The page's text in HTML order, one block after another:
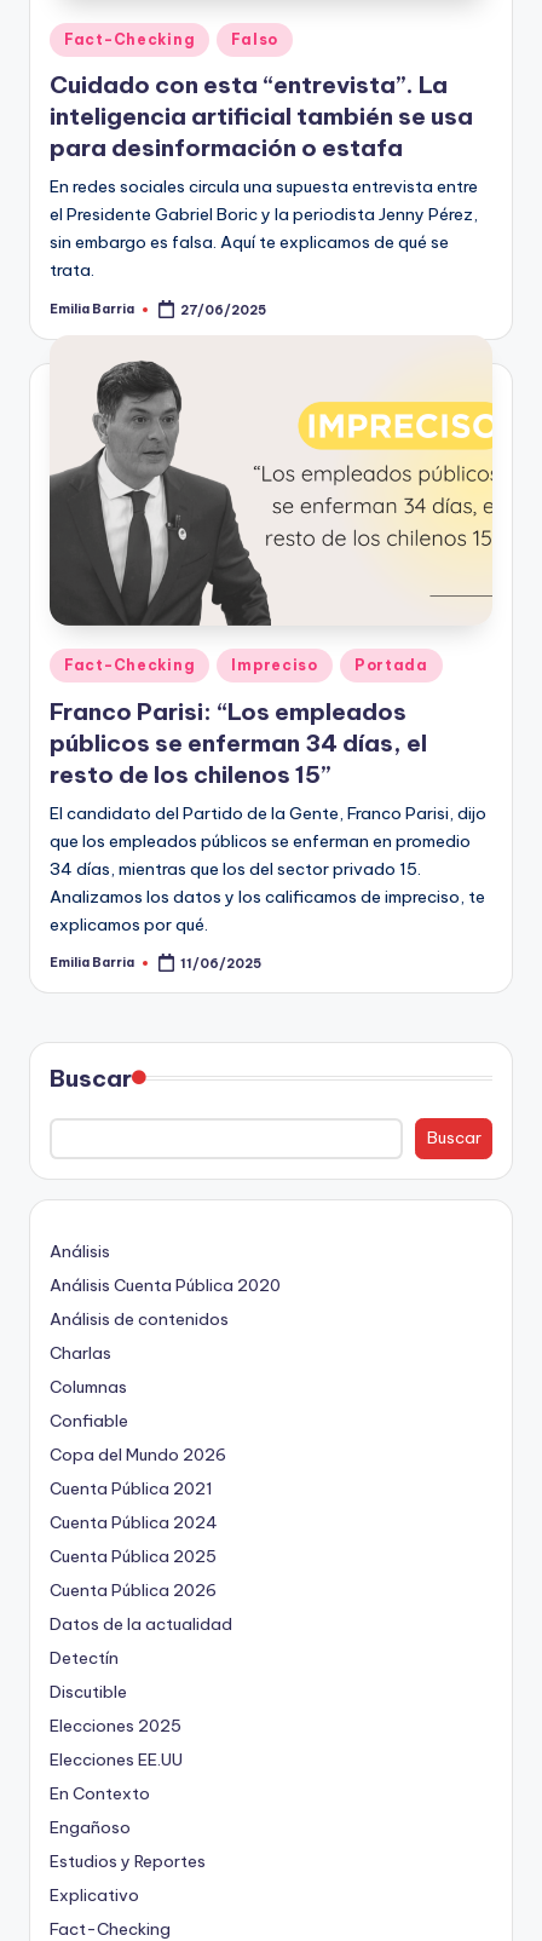
Publicado
en
Fact-Checking Falso
Cuidado con esta “entrevista”. La
inteligencia artificial también se usa
para desinformación o estafa
En redes sociales circula una supuesta entrevista entre
el Presidente Gabriel Boric y la periodista Jenny Pérez,
sin embargo es falsa. Aquí te explicamos de qué se
trata.
Publicado
Emilia Barria 27/06/2025
Publicado
en
Fact-Checking Impreciso Portada
Franco Parisi: “Los empleados
públicos se enferman 34 días, el
resto de los chilenos 15”
El candidato del Partido de la Gente, Franco Parisi, dijo
que los empleados públicos se enferman en promedio
34 días, mientras que los del sector privado 15.
Analizamos los datos y los calificamos de impreciso, te
explicamos por qué.
Publicado
Emilia Barria 11/06/2025
Buscar
Buscar
Análisis
Análisis Cuenta Pública 2020
Análisis de contenidos
Charlas
Columnas
Confiable
Copa del Mundo 2026
Cuenta Pública 2021
Cuenta Pública 2024
Cuenta Pública 2025
Cuenta Pública 2026
Datos de la actualidad
Detectín
Discutible
Elecciones 2025
Elecciones EE.UU
En Contexto
Engañoso
Estudios y Reportes
Explicativo
Fact-Checking